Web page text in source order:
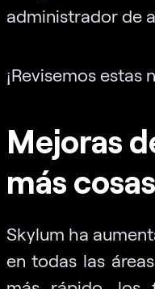
administrador de
¡Revisemos estas
Mejoras
más
Skylum ha
en todas las